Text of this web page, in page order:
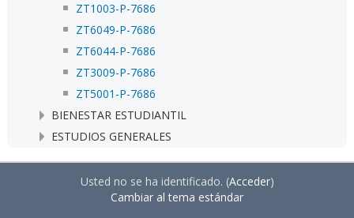
ZT1003-P-7686
ZT6049-P-7686
ZT6044-P-7686
ZT3009-P-7686
ZT5001-P-7686
BIENESTAR ESTUDIANTIL
ESTUDIOS GENERALES
Usted no se ha identificado. (Acceder)
Cambiar al tema estándar